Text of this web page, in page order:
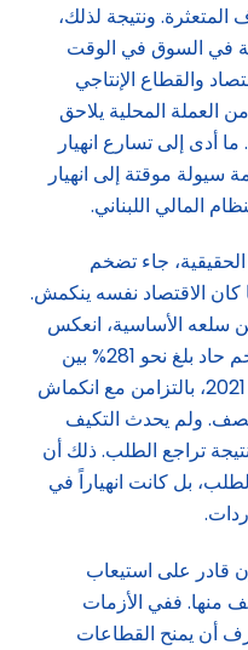
المتعثرة. ونتيجة لذلك،
في السوق في الوقت
والقطاع الإنتاجي
العملة المحلية يلاحق
أدى إلى تسارع انهيار
موقتة إلى انهيار
المالي اللبناني.
الحقيقية، جاء تضخم
كان الاقتصاد نفسه ينكمش.
يستورد أكثر من 80% من سلعه الأساسية، انعكس
انهيار الليرة مباشرة في صورة تضخم حاد بلغ نحو 281% بين
حزيران/يونيو 2019 وحزيران/يونيو 2021، بالتزامن مع انكماش
ولم يحدث التكيف
تراجع الطلب. ذلك أن
بل كانت انهياراً في
قادر على استيعاب
منها. ففي الأزمات
أن يمنح القطاعات